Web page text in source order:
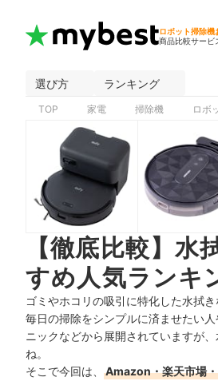
ロボット掃除機
商品比較サービ
選び方 ランキング
TOP 家電 掃除機 ロボ
【徹底比較】
すめ人気ランキ
ゴミやホコリの吸引に特化した水拭
毎日の掃除をシンプルに済ませたい
ニックなどから展開されていますが
ね。
そこで今回は、
Amazon・楽天市場